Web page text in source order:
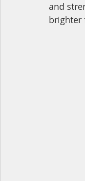
and
brighter